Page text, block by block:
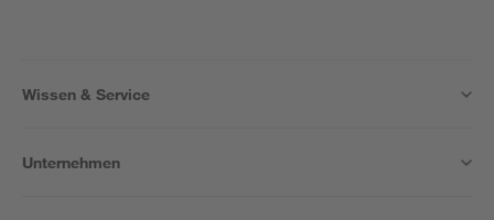
Wissen & Service
Unternehmen